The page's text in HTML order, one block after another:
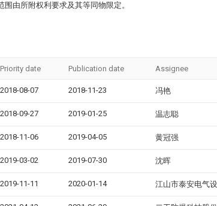
由所附权利要求及其等同物限定。
Priority date Publication date Assignee
2018-08-07 2018-11-23 冯艳
2018-09-27 2019-01-25 温志聪
2018-11-06 2019-04-05 黄冠强
2019-03-02 2019-07-30 沈晖
2019-11-11 2020-01-14 江山市泰安电气